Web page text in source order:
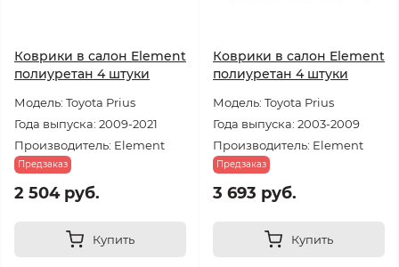
Коврики в салон Element
полиуретан 4 штуки
Модель: Toyota Prius
Года выпуска: 2009-2021
Производитель: Element
Предзаказ
2 504 руб.
Купить
Коврики в салон Element
полиуретан 4 штуки
Модель: Toyota Prius
Года выпуска: 2003-2009
Производитель: Element
Предзаказ
3 693 руб.
Купить